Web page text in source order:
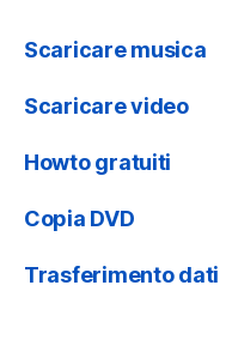
Scaricare musica
Scaricare video
Howto gratuiti
Copia DVD
Trasferimento dati